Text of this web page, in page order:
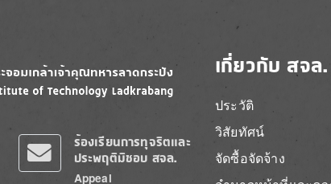
ร้องเรียนการทุจริตและ
ประพฤติมิชอบ สจล.
Appeal
เกี่ยวกับ สจล.
ประวัติ
วิสัยทัศน์
จัดซื้อจัดจ้าง